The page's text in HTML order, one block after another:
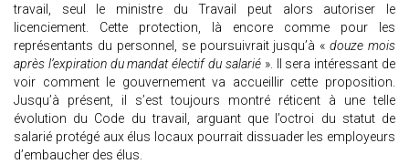
travail, seul le ministre du Travail peut alors autoriser le
licenciement. Cette protection, là encore comme pour les
représentants du personnel, se poursuivrait jusqu’à « douze mois
après l’expiration du mandat électif du salarié ». Il sera intéressant de
voir comment le gouvernement va accueillir cette proposition.
Jusqu’à présent, il s’est toujours montré réticent à une telle
évolution du Code du travail, arguant que l’octroi du statut de
salarié protégé aux élus locaux pourrait dissuader les employeurs
d’embaucher des élus.